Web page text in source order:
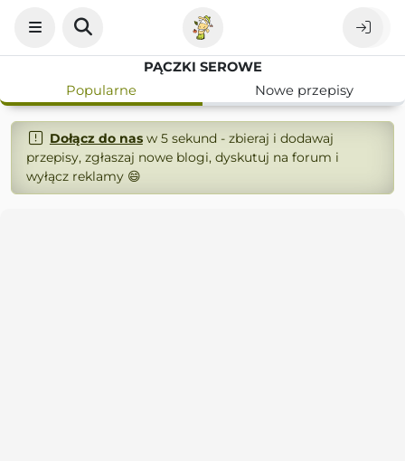
PĄCZKI SEROWE
Popularne
Nowe przepisy
Dołącz do nasw 5 sekund - zbieraj i dodawaj
przepisy, zgłaszaj nowe blogi, dyskutuj na forum i
wyłącz reklamy 😄